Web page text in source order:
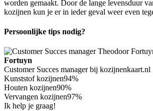
worden gemaakt. Door de lange levensduur
kozijnen kun je er in ieder geval weer even
Persoonlijke tips nodig?
Fortuyn
Customer Succes manager bij kozijnenkaart.nl
Kunststof kozijnen94%
Houten kozijnen90%
Vervangen kozijnen97%
Ik help je graag!